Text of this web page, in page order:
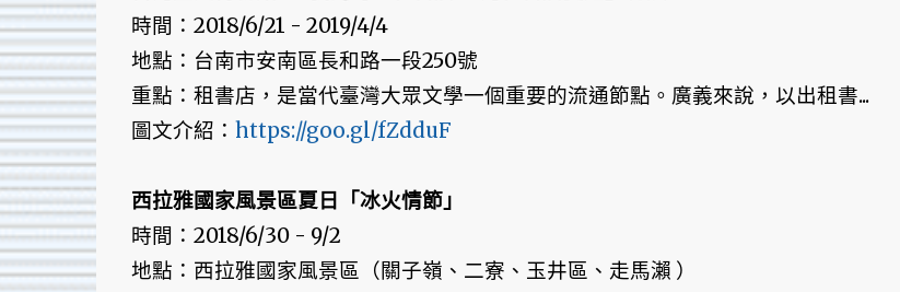
時間：2018/6/21 - 2019/4/4
地點：台南市安南區長和路一段250號
重點：租書店，是當代臺灣大眾文學一個重要的流通節點。廣義來說，以出租書...
圖文介紹： https://goo.gl/fZdduF
西拉雅國家風景區夏日「冰火情節」
時間：2018/6/30 - 9/2
地點：西拉雅國家風景區（關子嶺、二寮、玉井區、走馬瀨 ）